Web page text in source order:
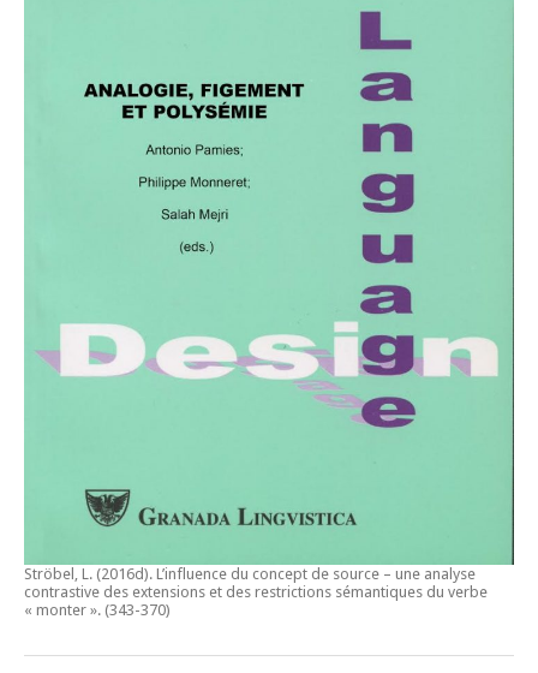
Ströbel, L. (2016d). L’influence du concept de source – une analyse
contrastive des extensions et des restrictions sémantiques du verbe
« monter ». (343-370)